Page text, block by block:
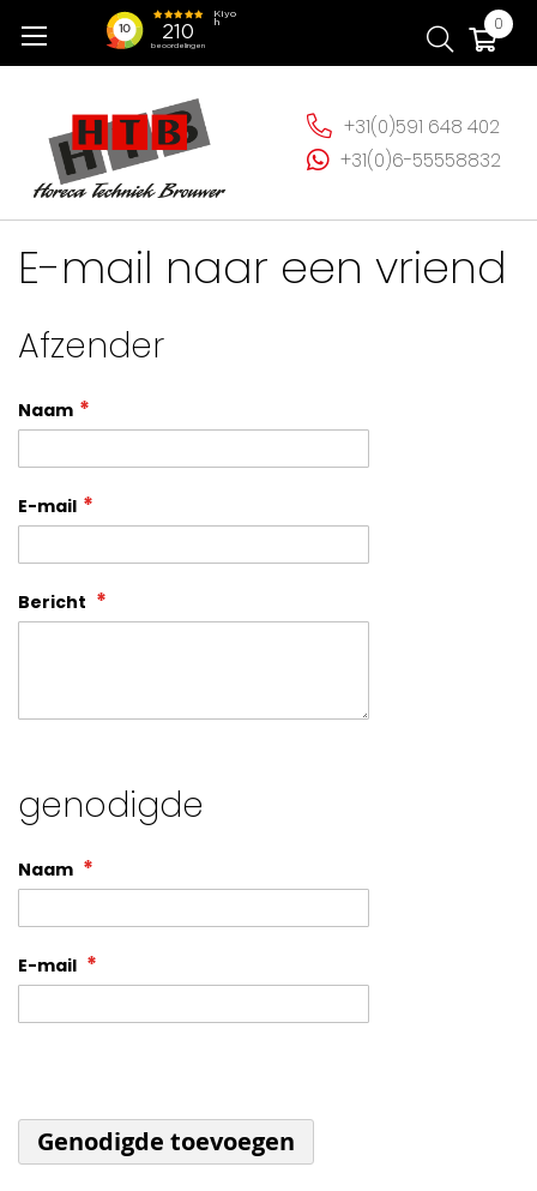
naar
0
+31(0)591 648 402
+31(0)6-55558832
E-mail naar een vriend
Afzender
Naam
E-mail
Bericht
genodigde
Naam
E-mail
Genodigde toevoegen